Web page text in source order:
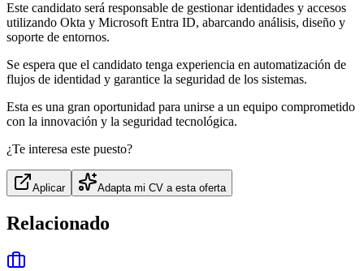
Este candidato será responsable de gestionar identidades y accesos
utilizando Okta y Microsoft Entra ID, abarcando análisis, diseño y
soporte de entornos.
Se espera que el candidato tenga experiencia en automatización de
flujos de identidad y garantice la seguridad de los sistemas.
Esta es una gran oportunidad para unirse a un equipo comprometido
con la innovación y la seguridad tecnológica.
¿Te interesa este puesto?
Aplicar Adapta mi CV a esta oferta
Relacionado